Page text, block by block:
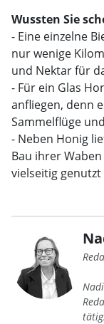
Wussten Sie
- Eine einzelne
nur wenige
und Nektar für
- Für ein Glas
anfliegen, denn
Sammelflüge
- Neben Honig
Bau ihrer
vielseitig genutzt